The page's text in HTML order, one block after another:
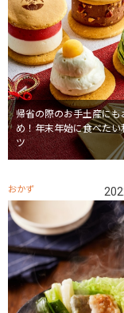
帰省の際のお手土産にも
め！年末年始に食べたい
ツ
おかず